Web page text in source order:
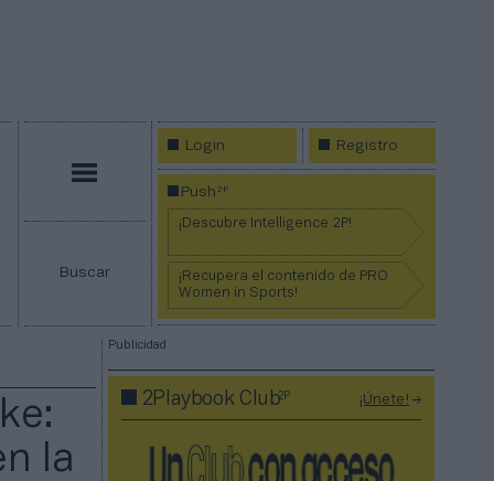
Buscar
Login Registro
Push2P
¡Descubre Intelligence 2P!
¡Recupera el contenido de PRO
Women in Sports!
la
Publicidad
2Playbook Club2P ¡Únete!